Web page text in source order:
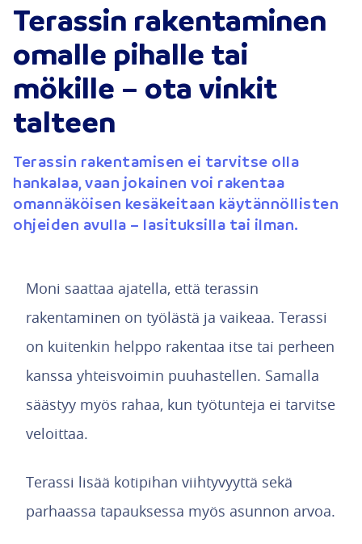
Terassin rakentaminen
omalle pihalle tai
mökille – ota vinkit
talteen
Terassin rakentamisen ei tarvitse olla
hankalaa, vaan jokainen voi rakentaa
omannäköisen kesäkeitaan käytännöllisten
ohjeiden avulla – lasituksilla tai ilman.
Moni saattaa ajatella, että terassin
rakentaminen on työlästä ja vaikeaa. Terassi
on kuitenkin helppo rakentaa itse tai perheen
kanssa yhteisvoimin puuhastellen. Samalla
säästyy myös rahaa, kun työtunteja ei tarvitse
veloittaa.
Terassi lisää kotipihan viihtyvyyttä sekä
parhaassa tapauksessa myös asunnon arvoa.